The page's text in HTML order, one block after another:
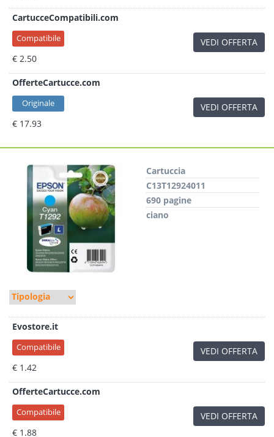
CartucceCompatibili.com
Compatibile
€ 2.50
VEDI OFFERTA
OfferteCartucce.com
Originale
€ 17.93
VEDI OFFERTA
Cartuccia
C13T12924011
690 pagine
ciano
Evostore.it
Compatibile
€ 1.42
VEDI OFFERTA
OfferteCartucce.com
Compatibile
€ 1.88
VEDI OFFERTA